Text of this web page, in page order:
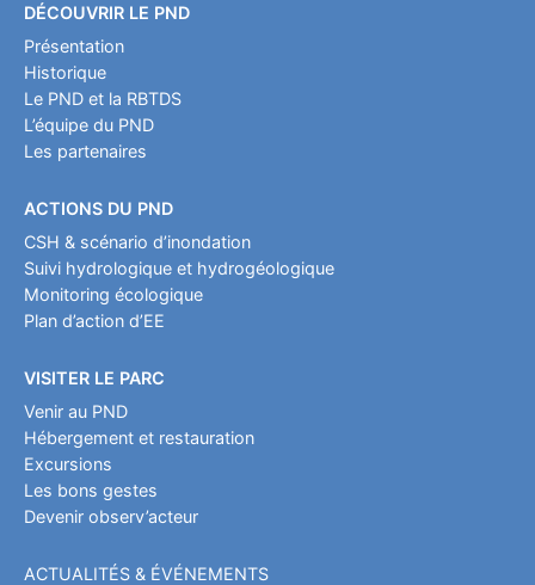
DÉCOUVRIR LE PND
Présentation
Historique
Le PND et la RBTDS
L’équipe du PND
Les partenaires
ACTIONS DU PND
CSH & scénario d’inondation
Suivi hydrologique et hydrogéologique
Monitoring écologique
Plan d’action d’EE
VISITER LE PARC
Venir au PND
Hébergement et restauration
Excursions
Les bons gestes
Devenir observ’acteur
ACTUALITÉS & ÉVÉNEMENTS